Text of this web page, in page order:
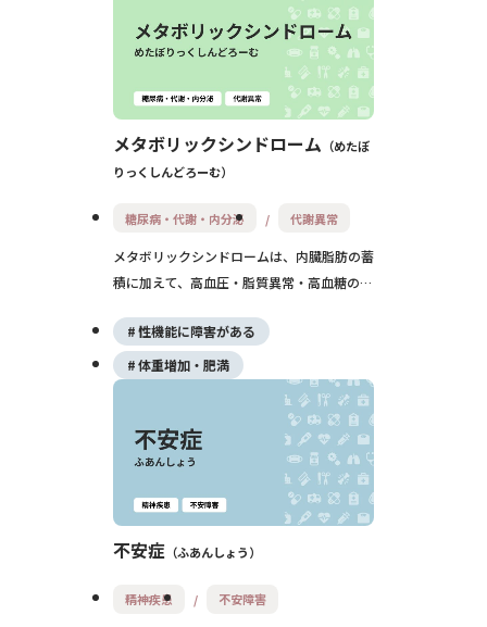
メタボリックシンドローム
めたぼ
りっくしんどろーむ
糖尿病・代謝・内分泌 代謝異常
メタボリックシンドロームは、内臓脂肪の蓄
積に加えて、高血圧・脂質異常・高血糖のい
硬化や心筋梗塞、脳卒中などの重大な病気に
つながるリスクが高いため、早期発見と生活
習慣の改善が重要です。
性機能に障害がある
体重増加・肥満
不安症 ふあんしょう
精神疾患 不安障害